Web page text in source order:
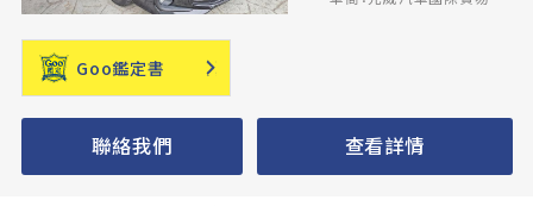
Goo鑑定書
聯絡我們 查看詳情